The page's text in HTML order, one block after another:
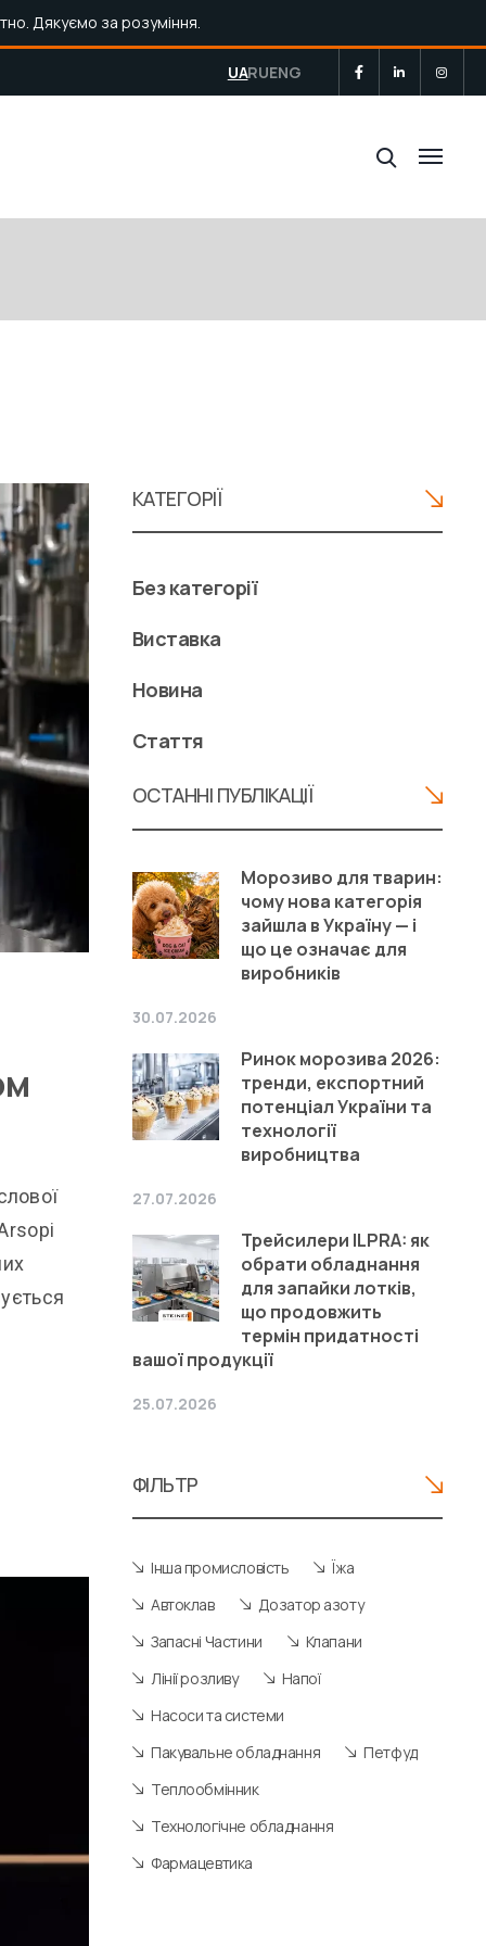
Дякуємо за розуміння.
UARUENG
КАТЕГОРІЇ
Без категорії
Виставка
Новина
Стаття
ОСТАННІ ПУБЛІКАЦІЇ
Морозиво для тварин:
чому нова категорія
зайшла в Україну — і
що це означає для
виробників
30.07.2026
Ринок морозива 2026:
тренди, експортний
потенціал України та
технології
виробництва
27.07.2026
Трейсилери ILPRA: як
обрати обладнання
для запайки лотків,
що продовжить
термін придатності
вашої продукції
25.07.2026
ФІЛЬТР
Інша промисловість
Їжа
Автоклав
Дозатор азоту
Запасні Частини
Клапани
Лінії розливу
Напої
Насоси та системи
Пакувальне обладнання
Петфуд
Теплообмінник
Технологічне обладнання
Фармацевтика